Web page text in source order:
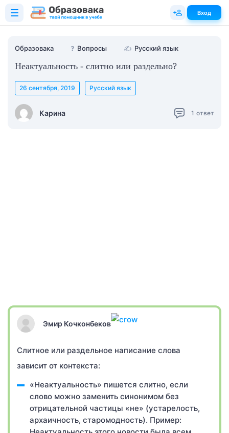
Образовака ❓ Вопросы ✍ Русский язык
Неактуальность - слитно или раздельно?
Карина
26 сентября, 2019 Русский язык
1 ответ
Эмир Кочконбеков
Слитное или раздельное написание слова
зависит от контекста:
«Неактуальность» пишется слитно, если
слово можно заменить синонимом без
отрицательной частицы «не» (устарелость,
архаичность, старомодность). Пример:
Вход